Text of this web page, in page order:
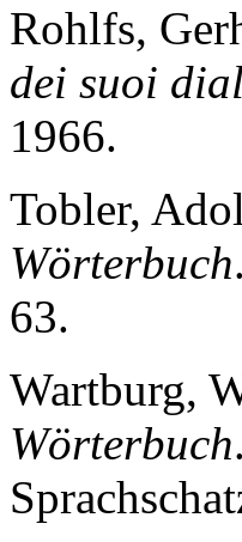
Rohlfs,
dei suoi
1966.
Tobler,
Wörterbuch
63.
Wartburg,
Wörterbuch